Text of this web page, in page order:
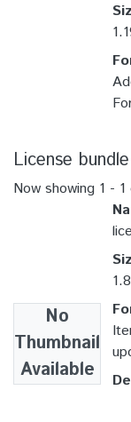
License bundle
Now showing 1 - 1
No
Thumbnail
Available